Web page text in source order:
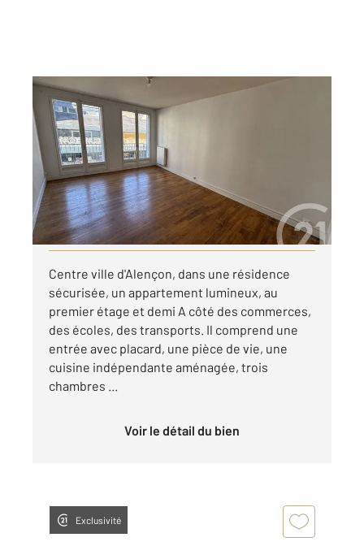
ALENCON 61
79,93 m2, 4 pièces
Ref : 3207
Appartement F4 à louer
595 €
par mois charges comprises
Visiter le site dédié
Centre ville d'Alençon, dans une résidence
sécurisée, un appartement lumineux, au
premier étage et demi A côté des commerces,
des écoles, des transports. Il comprend une
entrée avec placard, une pièce de vie, une
cuisine indépendante aménagée, trois
chambres ...
Voir le détail du bien
Exclusivité